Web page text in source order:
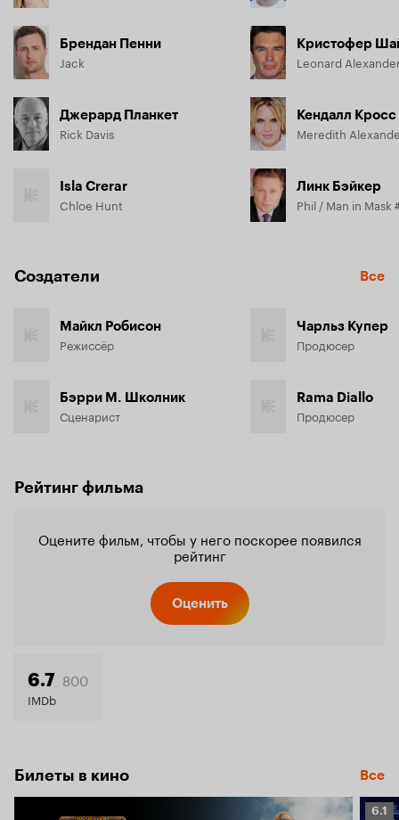
Брендан Пенни
Jack
Джерард Планкет
Rick Davis
Isla Crerar
Chloe Hunt
Кристофер
Leonard
Кендалл Кросс
Meredith
Линк Бэйкер
Phil / Man in Mask
Создатели Все
Майкл Робисон
Режиссёр
Бэрри М. Школник
Сценарист
Чарльз Купер
Продюсер
Rama Diallo
Продюсер
Рейтинг фильма
Оцените фильм, чтобы у него поскорее появился
рейтинг
Оценить
6.7 800
IMDb
Билеты в кино Все
6.1